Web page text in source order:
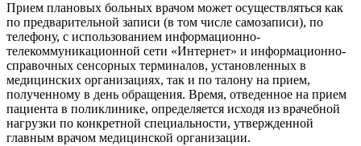
Прием плановых больных врачом может осуществляться как
по предварительной записи (в том числе самозаписи), по
телефону, с использованием информационно-
телекоммуникационной сети «Интернет» и информационно-
справочных сенсорных терминалов, установленных в
медицинских организациях, так и по талону на прием,
полученному в день обращения. Время, отведенное на прием
пациента в поликлинике, определяется исходя из врачебной
нагрузки по конкретной специальности, утвержденной
главным врачом медицинской организации.